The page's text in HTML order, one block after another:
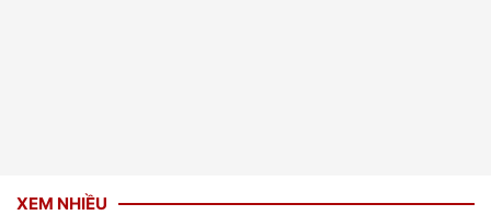
XEM NHIỀU